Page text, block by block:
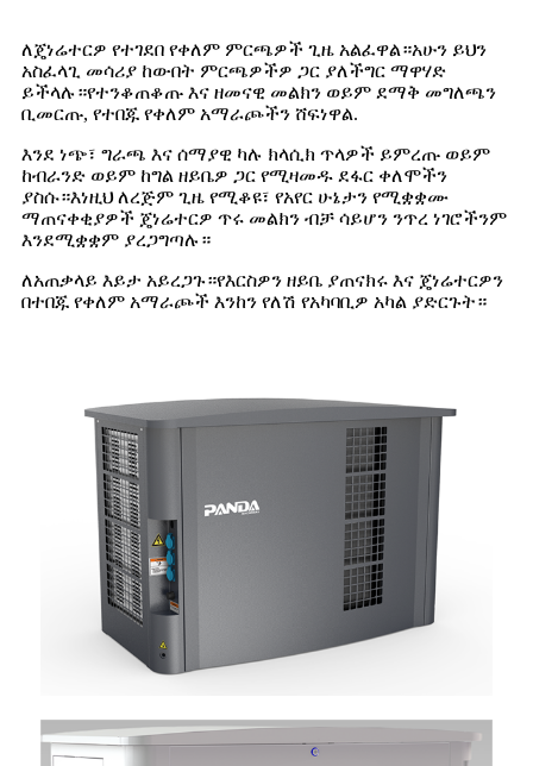
ለጄነሬተርዎ የተገደበ የቀለም ምርጫዎች ጊዜ አልፈዋል።አሁን ይህን
አስፈላጊ መሳሪያ ከውበት ምርጫዎችዎ ጋር ያለችግር ማዋሃድ
ይችላሉ።የተንቆጠቆጡ እና ዘመናዊ መልክን ወይም ደማቅ መግለጫን
ቢመርጡ, የተበጁ የቀለም አማራጮችን ሸፍነዋል.
እንደ ነጭ፣ ግራጫ እና ሰማያዊ ካሉ ክላሲክ ጥላዎች ይምረጡ ወይም
ከብራንድ ወይም ከግል ዘይቤዎ ጋር የሚዛመዱ ደፋር ቀለሞችን
ያስሱ።እነዚህ ለረጅም ጊዜ የሚቆዩ፣ የአየር ሁኔታን የሚቋቋሙ
ማጠናቀቂያዎች ጄነሬተርዎ ጥሩ መልክን ብቻ ሳይሆን ንጥረ ነገሮችንም
እንደሚቋቋም ያረጋግጣሉ።
ለአጠቃላይ እይታ አይረጋጉ።የእርስዎን ዘይቤ ያጠናክሩ እና ጄነሬተርዎን
በተበጁ የቀለም አማራጮች እንከን የለሽ የአካባቢዎ አካል ያድርጉት።